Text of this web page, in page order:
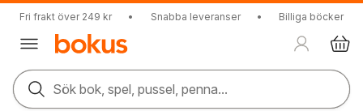
Fri frakt över 249 kr • Snabba leveranser • Billiga böcker
Sök bok, spel, pussel, penna...